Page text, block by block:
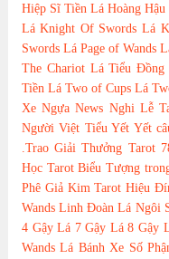
Hiệp Sĩ Tiền Lá Hoàng Hậu
Lá Knight Of Swords Lá
Swords Lá Page of Wands
The Chariot Lá Tiểu Đồng
Tiền Lá Two of Cups Lá
Xe Ngựa News Nghi Lễ
Người Việt Tiểu Yết Yết
.Trao Giải Thưởng Tarot
Học Tarot Biểu Tượng
Phê Giả Kim Tarot Hiệu
Wands Linh Đoàn Lá Ngôi
4 Gậy Lá 7 Gậy Lá 8 Gậy
Wands Lá Bánh Xe Số